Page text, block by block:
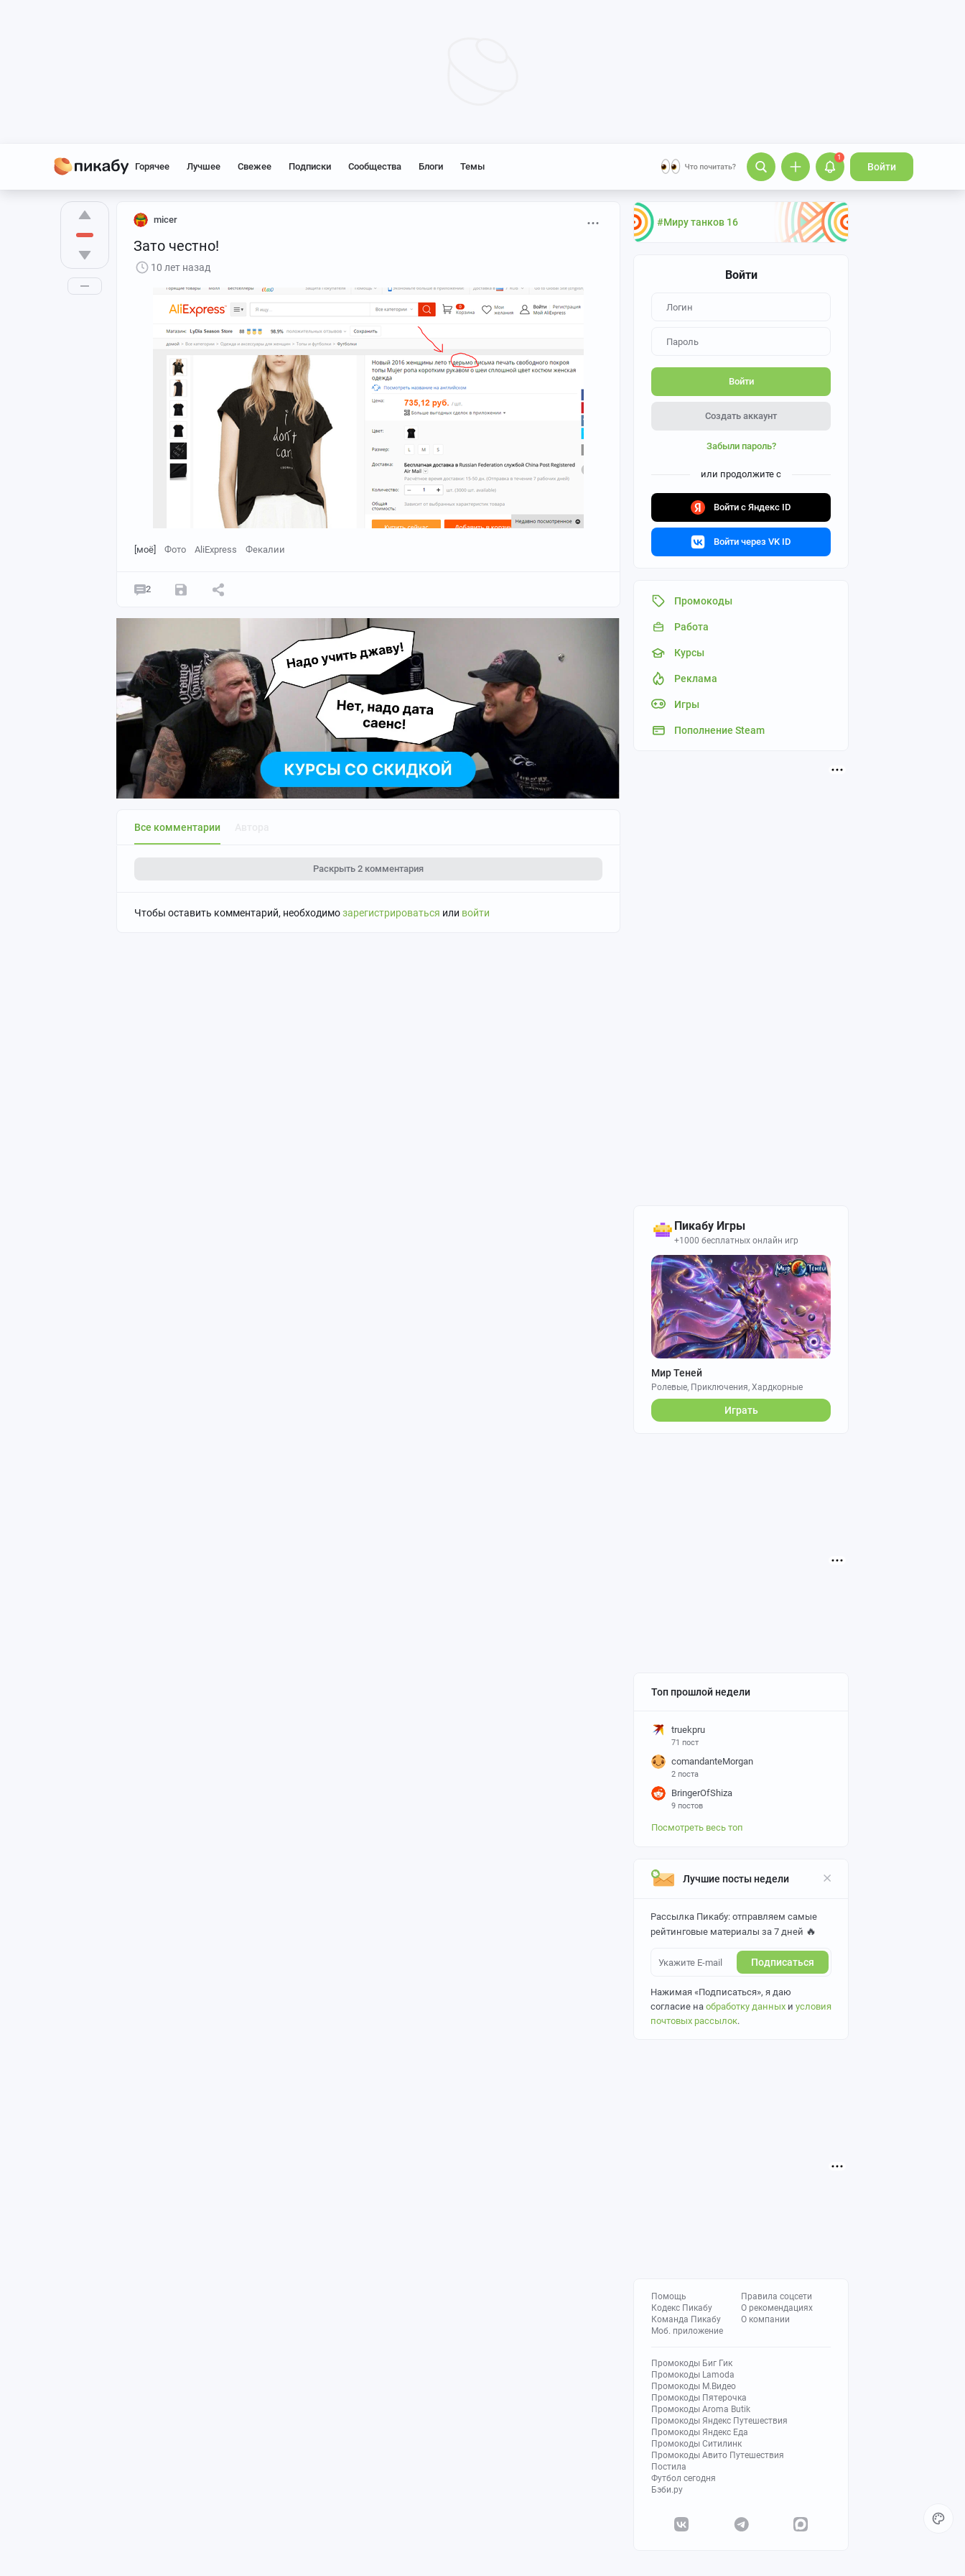
Горячее Лучшее Свежее Подписки Сообщества Блоги Темы
1
Войти
#Миру танков 16
Войти
Войти
Создать аккаунт
Забыли пароль?
или продолжите с
Войти с Яндекс ID
Войти через VK ID
Промокоды
Работа
Курсы
Реклама
Игры
Пополнение Steam
Пикабу Игры
+1000 бесплатных онлайн игр
Мир Теней
Ролевые, Приключения, Хардкорные
Играть
Топ прошлой недели
truekpru
71 пост
comandanteMorgan
2 поста
BringerOfShiza
9 постов
Посмотреть весь топ
Лучшие посты недели
Рассылка Пикабу: отправляем самые
рейтинговые материалы за 7 дней 🔥
Подписаться
Нажимая «Подписаться», я даю
согласие на обработку данных и условия
почтовых рассылок.
Помощь
Кодекс Пикабу
Команда Пикабу
Моб. приложение
Правила соцсети
О рекомендациях
О компании
Промокоды Биг Гик
Промокоды Lamoda
Промокоды М.Видео
Промокоды Пятерочка
Промокоды Aroma Butik
Промокоды Яндекс Путешествия
Промокоды Яндекс Еда
Промокоды Ситилинк
Промокоды Авито Путешествия
Постила
Футбол сегодня
Бэби.ру
micer
Зато честно!
10 лет назад
[моё] Фото AliExpress Фекалии
2
Все комментарии
Раскрыть 2 комментария
Чтобы оставить комментарий, необходимозарегистрироваться или войти